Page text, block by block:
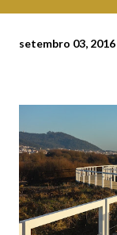
setembro 03, 2016